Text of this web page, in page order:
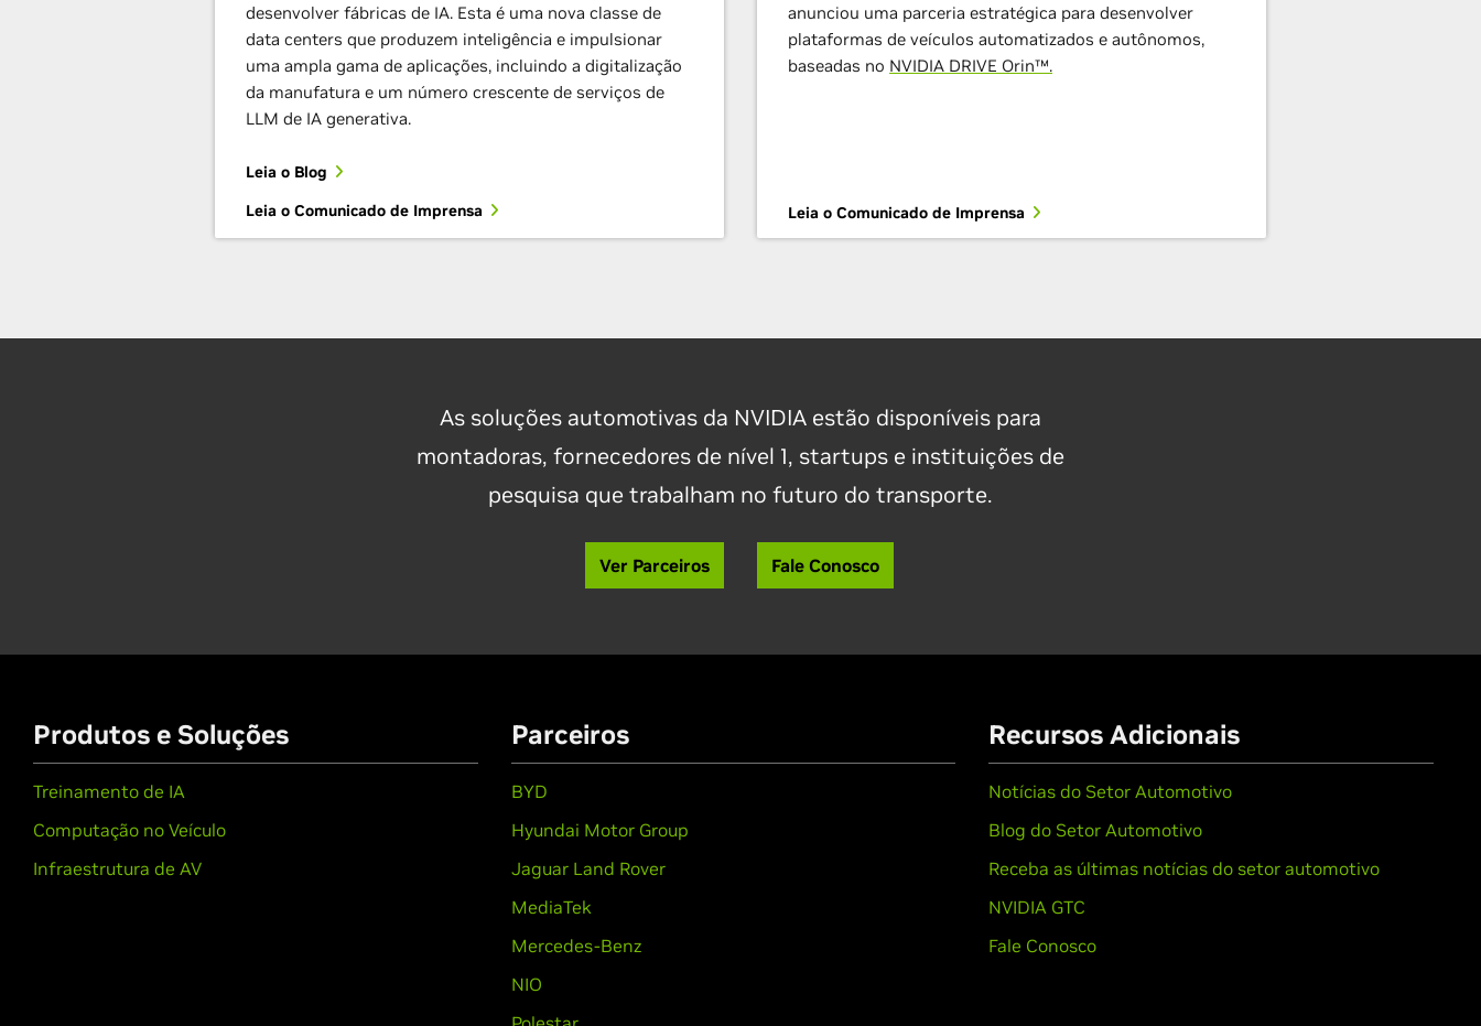
desenvolver fábricas de IA. Esta é uma nova classe de
data centers que produzem inteligência e impulsionar
uma ampla gama de aplicações, incluindo a digitalização
da manufatura e um número crescente de serviços de
LLM de IA generativa.
Leia o Blog
Leia o Comunicado de Imprensa
anunciou uma parceria estratégica para desenvolver
plataformas de veículos automatizados e autônomos,
baseadas no NVIDIA DRIVE Orin™.
Leia o Comunicado de Imprensa
As soluções automotivas da NVIDIA estão disponíveis para
montadoras, fornecedores de nível 1, startups e instituições de
pesquisa que trabalham no futuro do transporte.
Ver Parceiros Fale Conosco
Produtos e Soluções
Treinamento de IA
Computação no Veículo
Infraestrutura de AV
Parceiros
BYD
Hyundai Motor Group
Jaguar Land Rover
MediaTek
Mercedes-Benz
NIO
Recursos Adicionais
Notícias do Setor Automotivo
Blog do Setor Automotivo
Receba as últimas notícias do setor automotivo
NVIDIA GTC
Fale Conosco